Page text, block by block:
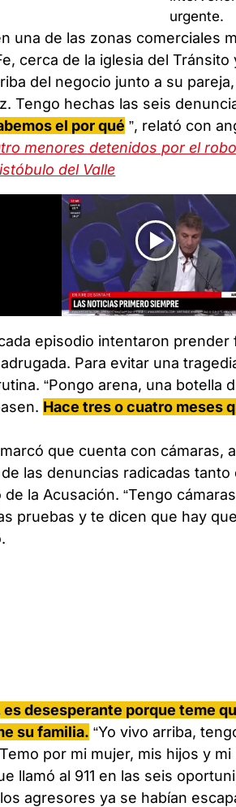
una de las zonas comerciales
cerca de la iglesia del
del negocio junto a su
Tengo hechas las seis
el por qué ”, relató con
menores detenidos por el
del Valle
episodio intentaron
Para evitar una
“Pongo arena, una botella
Hace tres o cuatro meses
que cuenta con cámaras,
las denuncias radicadas
la Acusación. “Tengo
pruebas y te dicen que hay
desesperante porque teme
su familia. “Yo vivo arriba,
por mi mujer, mis hijos y mi
llamó al 911 en las seis
agresores ya se habían